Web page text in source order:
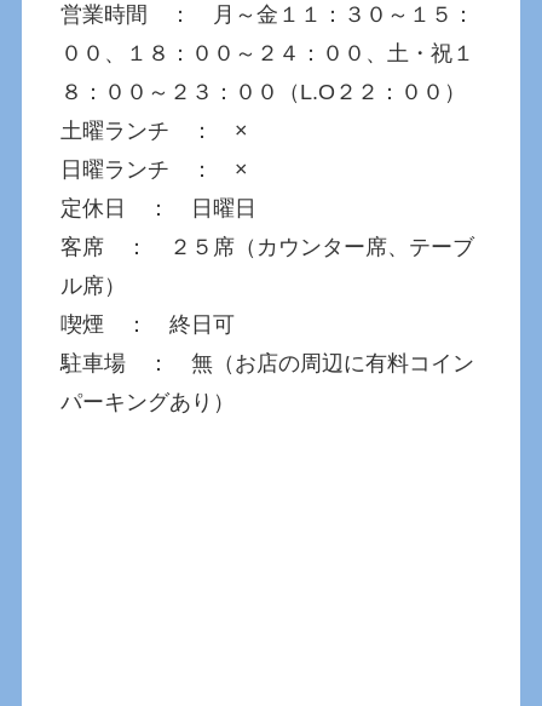
営業時間 ： 月～金１１：３０～１５：
００、１８：００～２４：００、土・祝１
８：００～２３：００（L.O２２：００）
土曜ランチ ： ×
日曜ランチ ： ×
定休日 ： 日曜日
客席 ： ２５席（カウンター席、テーブ
ル席）
喫煙 ： 終日可
駐車場 ： 無（お店の周辺に有料コイン
パーキングあり）